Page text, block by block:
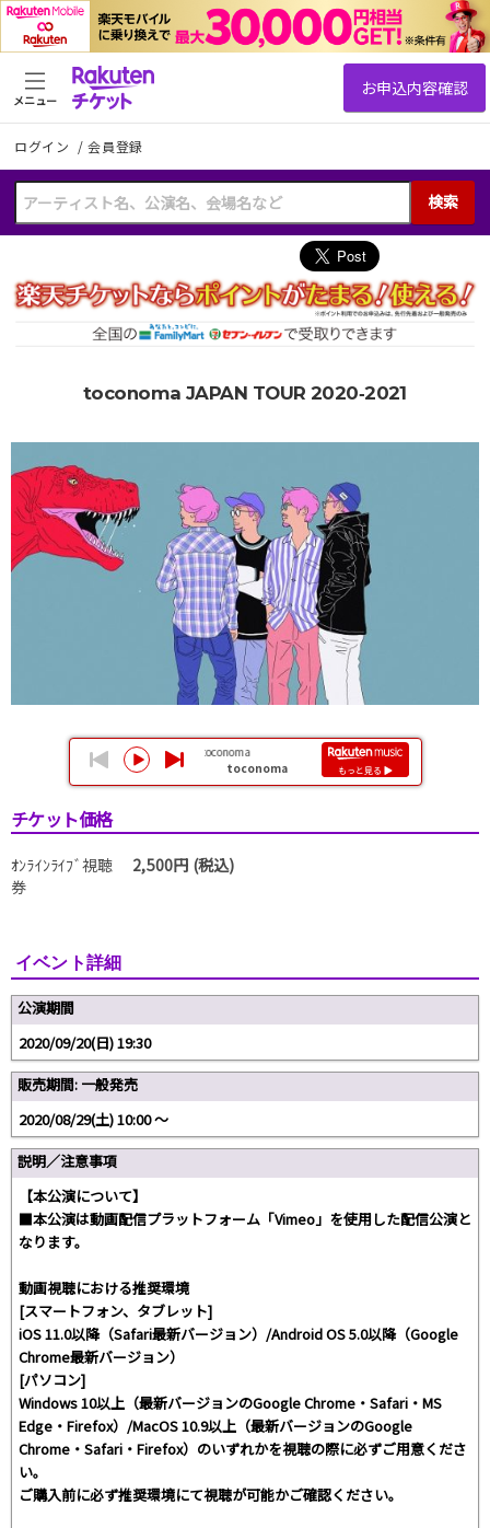
ログイン /会員登録
検索
メニュー
toconoma JAPAN TOUR 2020‐2021
チケット価格
ｵﾝﾗｲﾝﾗｲﾌﾞ視聴
券
2,500円 (税込)
イベント詳細
公演期間
2020/09/20(日) 19:30
販売期間: 一般発売
2020/08/29(土) 10:00 〜
説明／注意事項
【本公演について】
■本公演は動画配信プラットフォーム「Vimeo」を使用した配信公演と
なります。
動画視聴における推奨環境
[スマートフォン、タブレット]
iOS 11.0以降（Safari最新バージョン）/Android OS 5.0以降（Google
Chrome最新バージョン）
[パソコン]
Windows 10以上（最新バージョンのGoogle Chrome・Safari・MS
Edge・Firefox）/MacOS 10.9以上（最新バージョンのGoogle
Chrome・Safari・Firefox）のいずれかを視聴の際に必ずご用意くださ
い。
ご購入前に必ず推奨環境にて視聴が可能かご確認ください。